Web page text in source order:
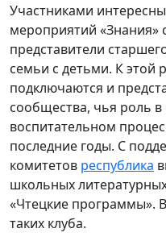
Участниками
мероприятий «Знания»
представители
семьи с детьми. К этой
подключаются и
сообщества, чья роль
воспитательном
последние годы. С
комитетов республика
школьных
«Чтецкие программы».
таких клуба.